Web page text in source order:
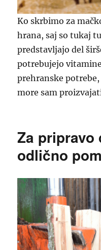
Ko skrbimo za
hrana, saj so tukaj
predstavljajo del
potrebujejo
prehranske
more sam
Za
odlično